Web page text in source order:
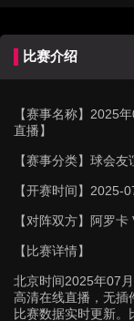
比赛介绍
【赛事名称】 2025
直播】
【赛事分类】 球会友
【开赛时间】 2025-
【对阵双方】 阿罗卡
【比赛详情】
北京时间2025年07
高清在线直播，无插
比赛数据实时更新